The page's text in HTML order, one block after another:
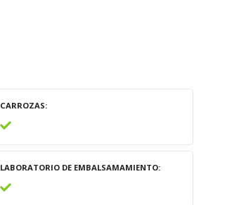
CARROZAS
LABORATORIO DE EMBALSAMAMIENTO